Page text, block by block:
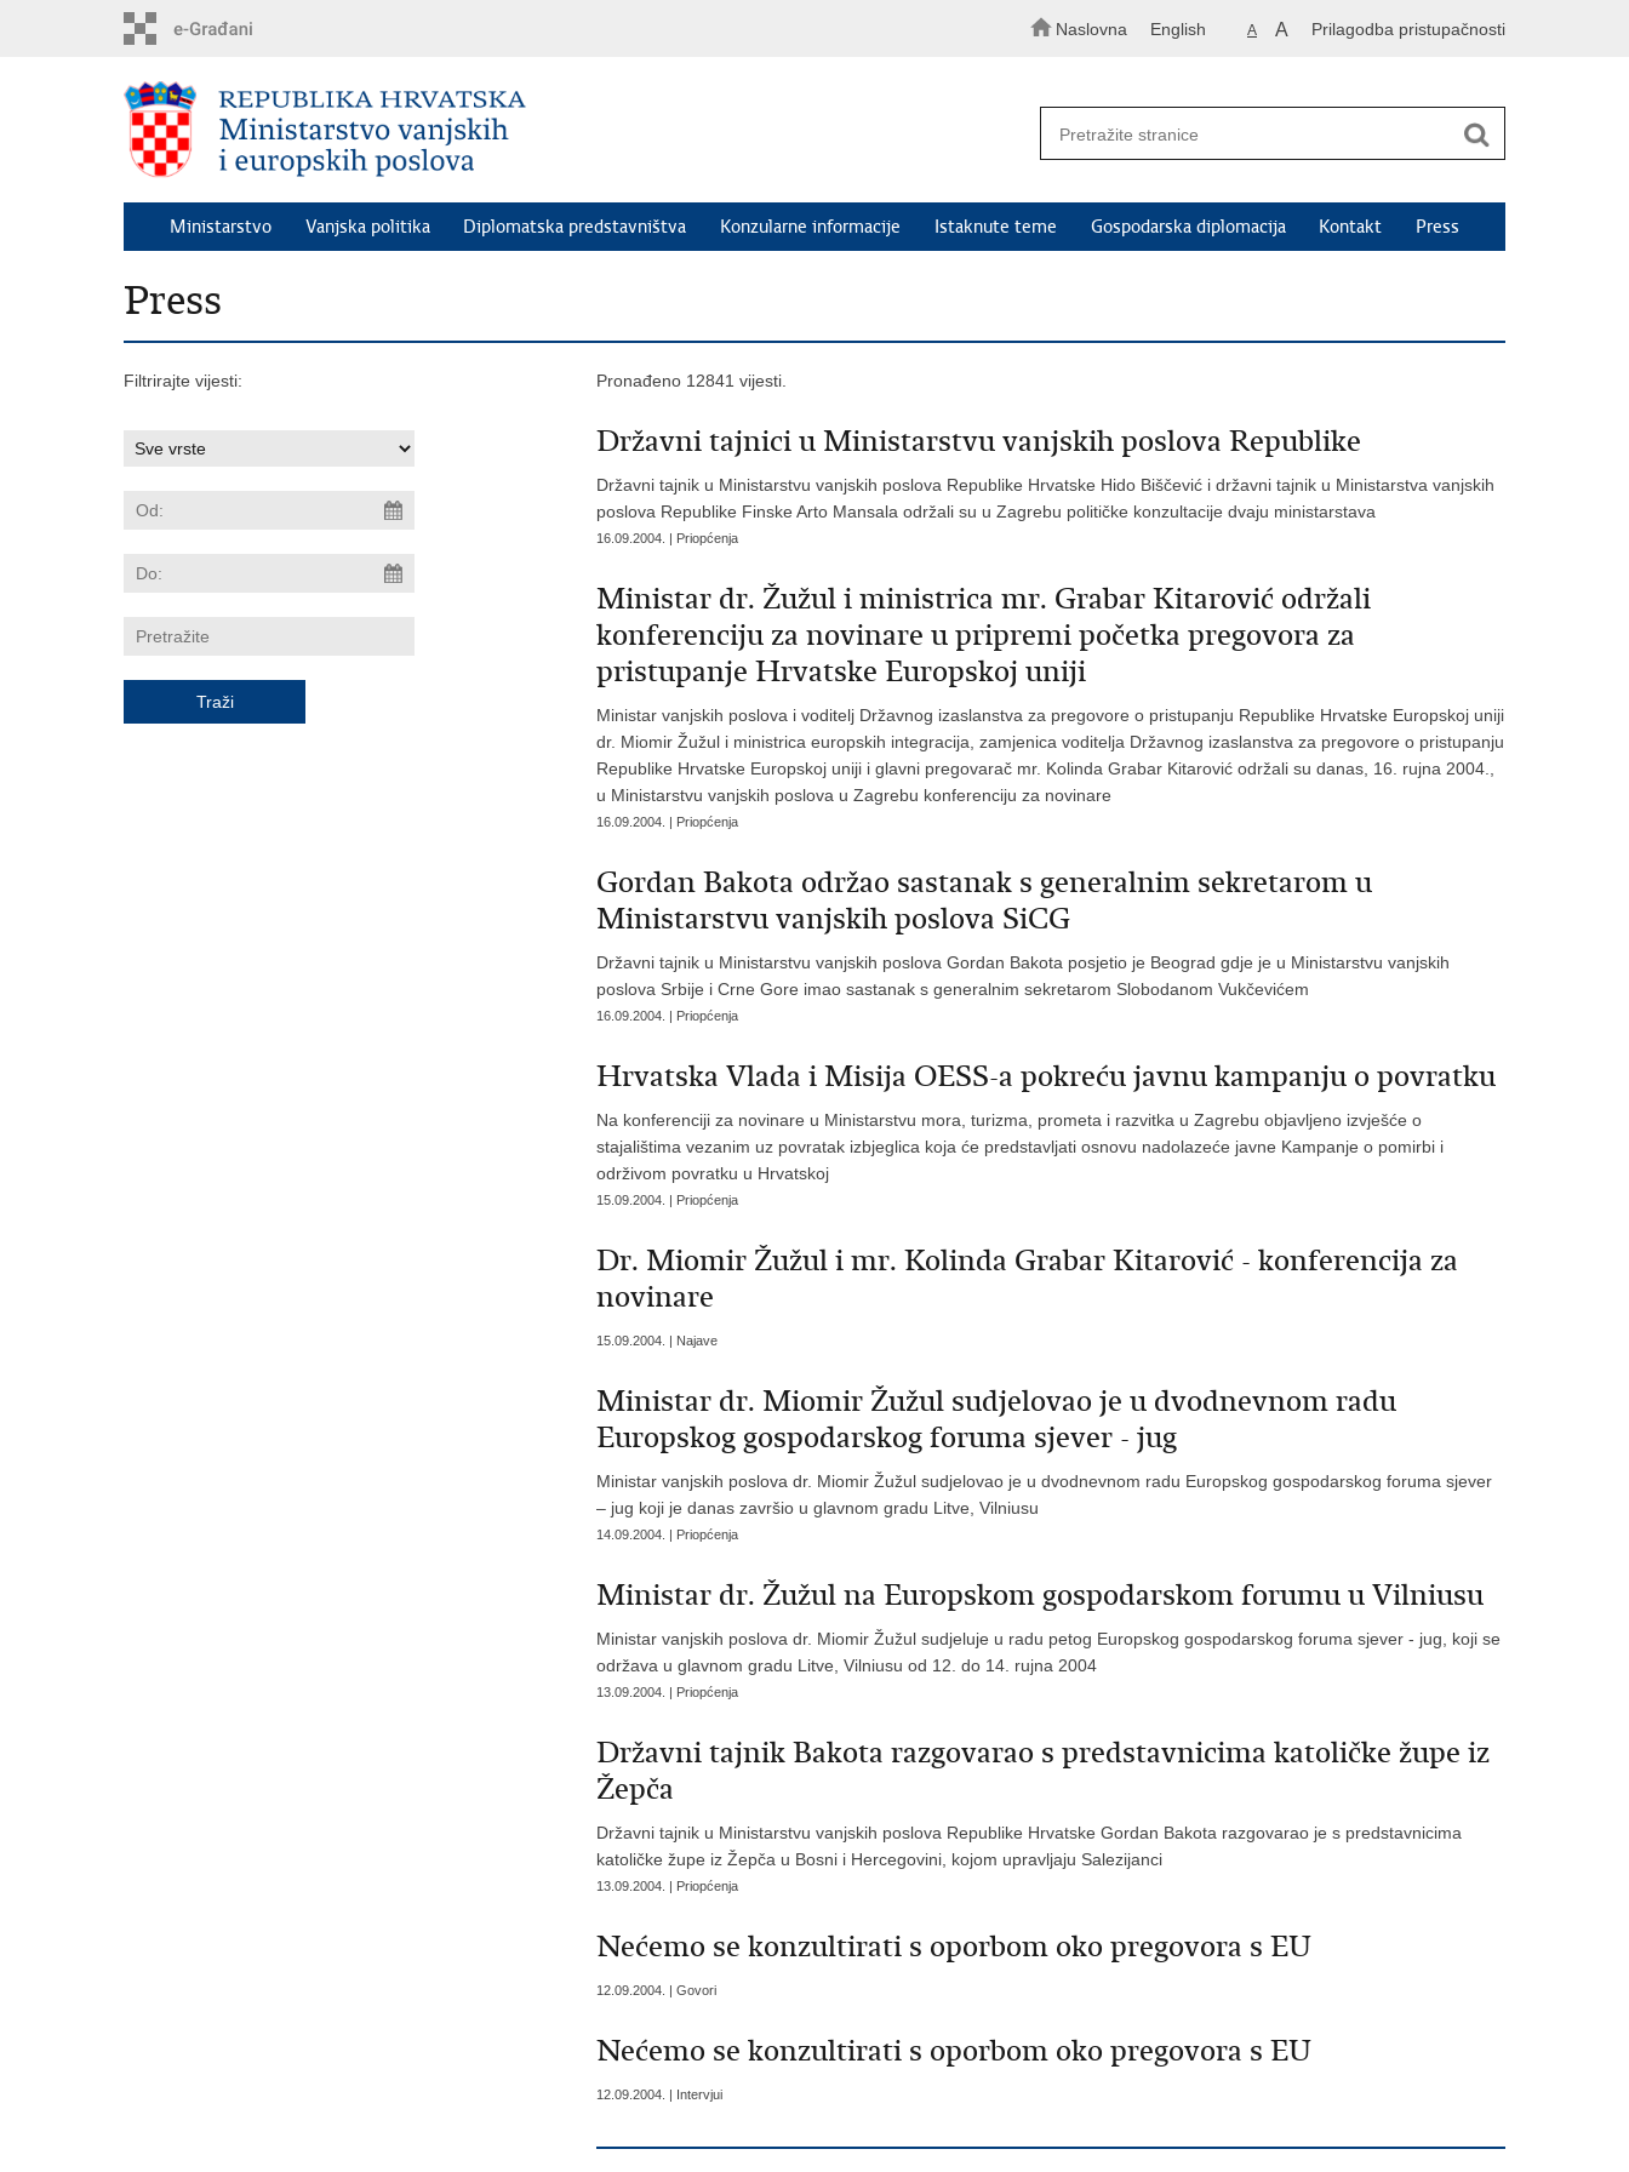
Naslovna English A A Prilagodba pristupačnosti
Ministarstvo Vanjska politika Diplomatska predstavništva Konzularne informacije Istaknute teme Gospodarska diplomacija Kontakt Press
Press
Filtrirajte vijesti: Pronađeno 12841 vijesti.
Državni tajnici u Ministarstvu vanjskih poslova Republike
Državni tajnik u Ministarstvu vanjskih poslova Republike Hrvatske Hido Biščević i državni tajnik u Ministarstva vanjskih
poslova Republike Finske Arto Mansala održali su u Zagrebu političke konzultacije dvaju ministarstava
16.09.2004. | Priopćenja
Ministar dr. Žužul i ministrica mr. Grabar Kitarović održali
konferenciju za novinare u pripremi početka pregovora za
pristupanje Hrvatske Europskoj uniji
Ministar vanjskih poslova i voditelj Državnog izaslanstva za pregovore o pristupanju Republike Hrvatske Europskoj uniji
dr. Miomir Žužul i ministrica europskih integracija, zamjenica voditelja Državnog izaslanstva za pregovore o pristupanju
Republike Hrvatske Europskoj uniji i glavni pregovarač mr. Kolinda Grabar Kitarović održali su danas, 16. rujna 2004.,
u Ministarstvu vanjskih poslova u Zagrebu konferenciju za novinare
16.09.2004. | Priopćenja
Gordan Bakota održao sastanak s generalnim sekretarom u
Ministarstvu vanjskih poslova SiCG
Državni tajnik u Ministarstvu vanjskih poslova Gordan Bakota posjetio je Beograd gdje je u Ministarstvu vanjskih
poslova Srbije i Crne Gore imao sastanak s generalnim sekretarom Slobodanom Vukčevićem
16.09.2004. | Priopćenja
Hrvatska Vlada i Misija OESS-a pokreću javnu kampanju o povratku
Na konferenciji za novinare u Ministarstvu mora, turizma, prometa i razvitka u Zagrebu objavljeno izvješće o
stajalištima vezanim uz povratak izbjeglica koja će predstavljati osnovu nadolazeće javne Kampanje o pomirbi i
održivom povratku u Hrvatskoj
15.09.2004. | Priopćenja
Dr. Miomir Žužul i mr. Kolinda Grabar Kitarović - konferencija za
novinare
15.09.2004. | Najave
Ministar dr. Miomir Žužul sudjelovao je u dvodnevnom radu
Europskog gospodarskog foruma sjever - jug
Ministar vanjskih poslova dr. Miomir Žužul sudjelovao je u dvodnevnom radu Europskog gospodarskog foruma sjever
– jug koji je danas završio u glavnom gradu Litve, Vilniusu
14.09.2004. | Priopćenja
Ministar dr. Žužul na Europskom gospodarskom forumu u Vilniusu
Ministar vanjskih poslova dr. Miomir Žužul sudjeluje u radu petog Europskog gospodarskog foruma sjever - jug, koji se
održava u glavnom gradu Litve, Vilniusu od 12. do 14. rujna 2004
13.09.2004. | Priopćenja
Državni tajnik Bakota razgovarao s predstavnicima katoličke župe iz
Žepča
Državni tajnik u Ministarstvu vanjskih poslova Republike Hrvatske Gordan Bakota razgovarao je s predstavnicima
katoličke župe iz Žepča u Bosni i Hercegovini, kojom upravljaju Salezijanci
13.09.2004. | Priopćenja
Nećemo se konzultirati s oporbom oko pregovora s EU
12.09.2004. | Govori
Nećemo se konzultirati s oporbom oko pregovora s EU
12.09.2004. | Intervjui